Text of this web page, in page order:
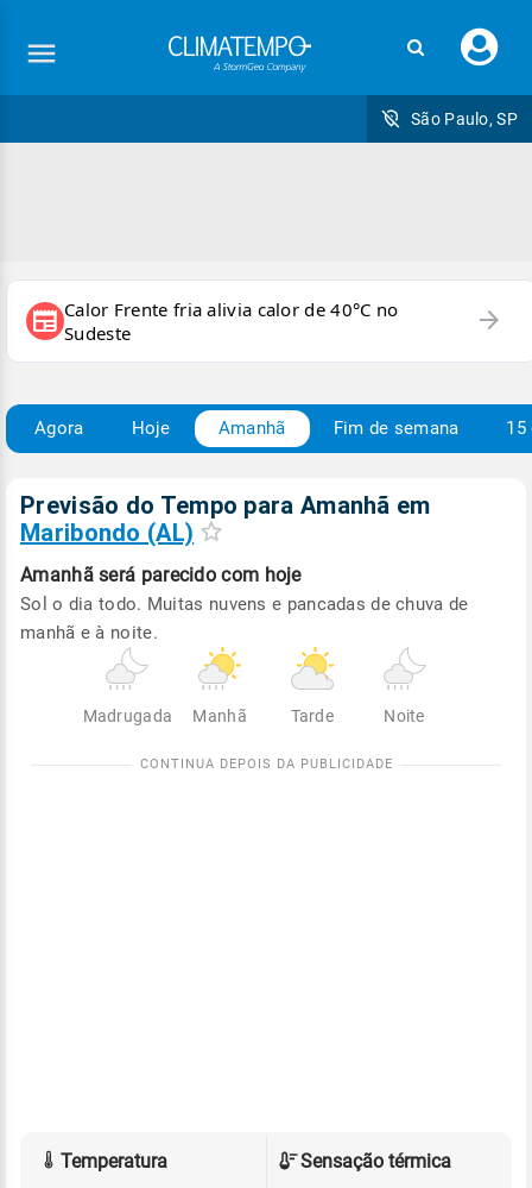
seu
São Paulo, SP
newspaper Calor Frente fria alivia calor de 40°C no
Sudeste
arrow_forward
Agora Hoje Amanhã Fim de semana 15
Previsão do Tempo para Amanhã em
Maribondo (AL)
Amanhã será parecido com hoje
Sol o dia todo. Muitas nuvens e pancadas de chuva de
manhã e à noite.
Madrugada Manhã Tarde Noite
Temperatura
Sensação térmica